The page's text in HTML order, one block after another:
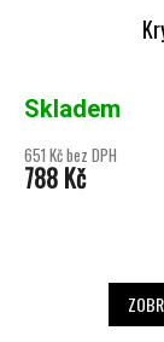
Skladem
651 Kč bez DPH
788 Kč